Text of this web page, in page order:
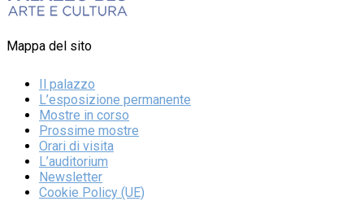
Mappa del sito
Il palazzo
L’esposizione permanente
Mostre in corso
Prossime mostre
Orari di visita
L’auditorium
Newsletter
Cookie Policy (UE)